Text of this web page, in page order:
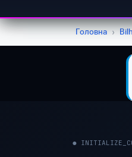
Головна ›
●